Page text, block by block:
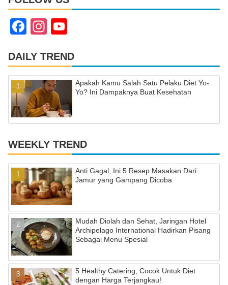
F
c
e
b
o
o
k
In
a
gr
a
m
u
T
u
b
e
C
h
a
n
n
el
DAILY TREND
Apakah Kamu Salah Satu Pelaku Diet Yo-
Yo? Ini Dampaknya Buat Kesehatan
WEEKLY TREND
Anti Gagal, Ini 5 Resep Masakan Dari
Jamur yang Gampang Dicoba
Mudah Diolah dan Sehat, Jaringan Hotel
Archipelago International Hadirkan Pisang
Sebagai Menu Spesial
5 Healthy Catering, Cocok Untuk Diet
dengan Harga Terjangkau!